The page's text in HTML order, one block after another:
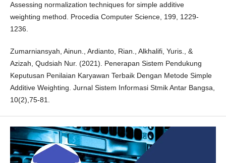
Assessing normalization techniques for simple additive
weighting method. Procedia Computer Science, 199, 1229-
1236.
Zumarniansyah, Ainun., Ardianto, Rian., Alkhalifi, Yuris., &
Azizah, Qudsiah Nur. (2021). Penerapan Sistem Pendukung
Keputusan Penilaian Karyawan Terbaik Dengan Metode Simple
Additive Weighting. Jurnal Sistem Informasi Stmik Antar Bangsa,
10(2),75-81.